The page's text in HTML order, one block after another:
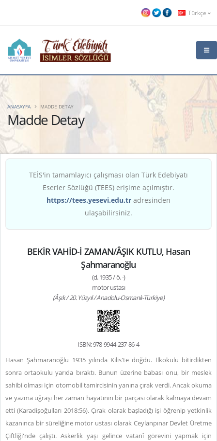
Türkçe
Madde Detay
ANASAYFA MADDE DETAY
TEİS'in tamamlayıcı çalışması olan Türk Edebiyatı
Eserler Sözlüğü (TEES) erişime açılmıştır.
https://tees.yesevi.edu.tr adresinden
ulaşabilirsiniz.
BEKİR VAHİD-İ ZAMAN/ÂŞIK KUTLU, Hasan
Şahmaranoğlu
(d. 1935 / ö. -)
motor ustası
(Âşık / 20. Yüzyıl / Anadolu-Osmanlı-Türkiye)
ISBN: 978-9944-237-86-4
Hasan Şahmaranoğlu 1935 yılında Kilis'te doğdu. İlkokulu bitirdikten
sonra ortaokulu yarıda bıraktı. Bunun üzerine babası onu, bir meslek
sahibi olması için otomobil tamircisinin yanına çırak verdi. Ancak okuma
ve yazma uğraşı her zaman hayatının bir parçası olarak kalmaya devam
etti (Karadişoğulları 2018:56). Çırak olarak başladığı işi öğrenip yetkinlik
kazanınca bir süreliğine motor ustası olarak Ceylanpınar Devlet Üretme
Çiftliği'nde çalıştı. Askerlik yaşı gelince vatanî görevini yapmak için